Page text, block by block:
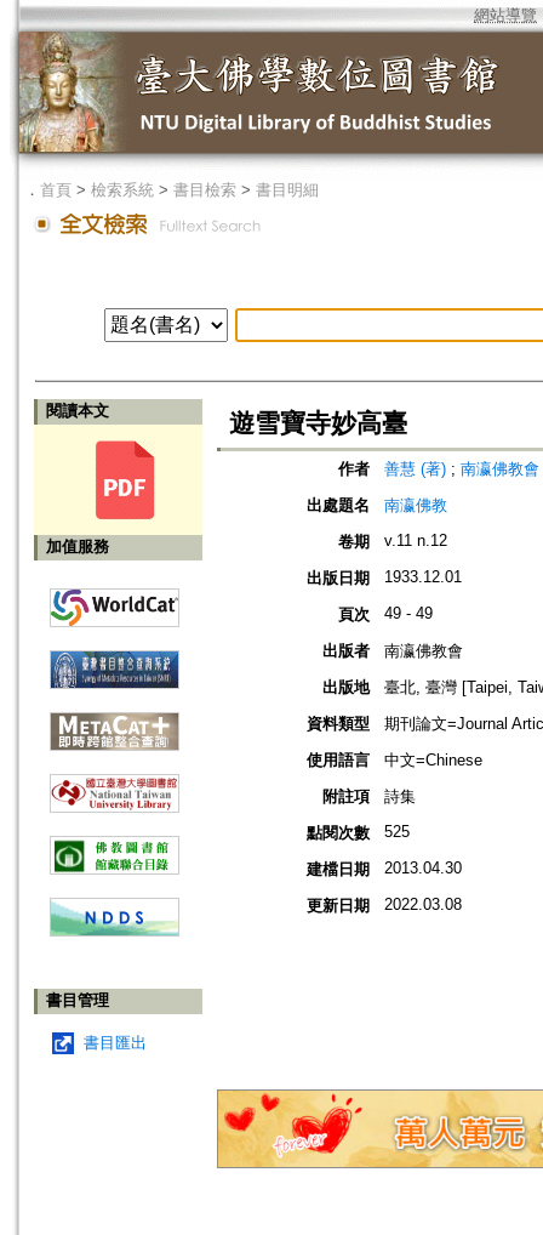
網站導覽
． 首頁 > 檢索系統 > 書目檢索 > 書目明細
閱讀本文
加值服務
書目管理
書目匯出
遊雪寶寺妙高臺
作者 善慧 (著) ; 南瀛佛教
出處題名
南瀛佛教
卷期
v.11 n.12
出版日期 1933.12.01
頁次 49 - 49
出版者
南瀛佛教會
出版地
臺北, 臺灣 [Taipei,
資料類型
期刊論文=Journal
使用語言
中文=Chinese
附註項
詩集
點閱次數
525
建檔日期 2013.04.30
更新日期 2022.03.08